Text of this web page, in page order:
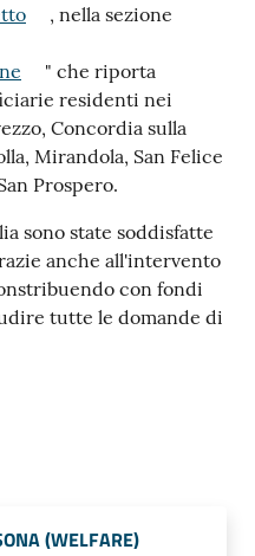
, nella sezione
" che riporta
residenti nei
Concordia sulla
Mirandola, San Felice
Prospero.
sono state soddisfatte
anche all'intervento
con fondi
tutte le domande di
(WELFARE)